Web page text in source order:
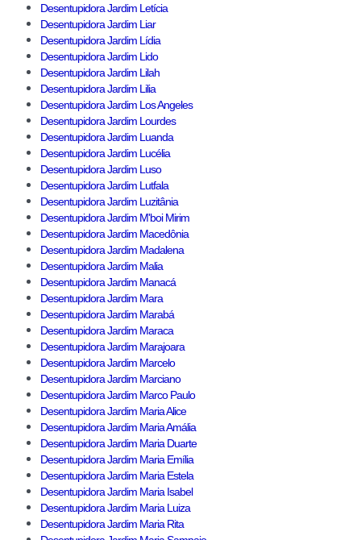
Desentupidora Jardim Letícia
Desentupidora Jardim Liar
Desentupidora Jardim Lídia
Desentupidora Jardim Lido
Desentupidora Jardim Lilah
Desentupidora Jardim Lilia
Desentupidora Jardim Los Angeles
Desentupidora Jardim Lourdes
Desentupidora Jardim Luanda
Desentupidora Jardim Lucélia
Desentupidora Jardim Luso
Desentupidora Jardim Lutfala
Desentupidora Jardim Luzitânia
Desentupidora Jardim M'boi Mirim
Desentupidora Jardim Macedônia
Desentupidora Jardim Madalena
Desentupidora Jardim Malia
Desentupidora Jardim Manacá
Desentupidora Jardim Mara
Desentupidora Jardim Marabá
Desentupidora Jardim Maraca
Desentupidora Jardim Marajoara
Desentupidora Jardim Marcelo
Desentupidora Jardim Marciano
Desentupidora Jardim Marco Paulo
Desentupidora Jardim Maria Alice
Desentupidora Jardim Maria Amália
Desentupidora Jardim Maria Duarte
Desentupidora Jardim Maria Emília
Desentupidora Jardim Maria Estela
Desentupidora Jardim Maria Isabel
Desentupidora Jardim Maria Luiza
Desentupidora Jardim Maria Rita